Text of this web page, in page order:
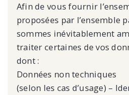
Afin de vous fournir
proposées par l’ensemble
sommes inévitablement
traiter certaines de vos
dont :
Données non techniques
(selon les cas d’usage) –